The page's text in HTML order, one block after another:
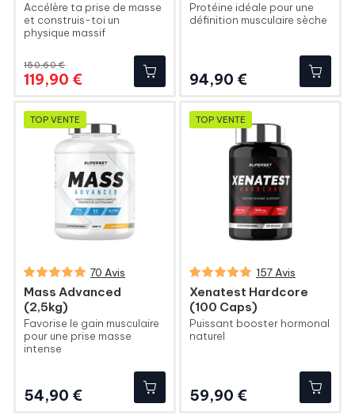
Accélère ta prise de masse
et construis-toi un
physique massif
150,60 €
119,90 €
Protéine idéale pour une
définition musculaire sèche
94,90 €
TOP VENTE
70 Avis
Mass Advanced
(2,5kg)
Favorise le gain musculaire
pour une prise masse
intense
54,90 €
TOP VENTE
157 Avis
Xenatest Hardcore
(100 Caps)
Puissant booster hormonal
naturel
59,90 €